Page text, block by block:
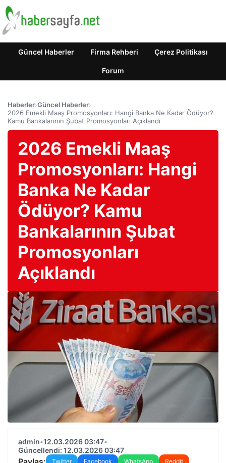
Güncel Haberler Firma Rehberi Çerez Politikası
Forum
Haberler›Güncel Haberler›
2026 Emekli Maaş Promosyonları: Hangi Banka Ne Kadar Ödüyor?
Kamu Bankalarının Şubat Promosyonları Açıklandı
2026 Emekli Maaş
Promosyonları: Hangi
Banka Ne Kadar
Ödüyor? Kamu
Bankalarının Şubat
Promosyonları
Açıklandı
admin•12.03.2026 03:47•
Güncellendi: 12.03.2026 03:47
Twitter Facebook WhatsApp
Reddit